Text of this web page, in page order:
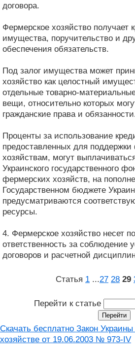
договора.
Фермерское хозяйство получает
имущества, поручительство и
обеспечения обязательств.
Под залог имущества может
хозяйство как целостный
отдельные товарно-
вещи, относительно которых
гражданские права и
Проценты за использование
предоставленных для
хозяйствам, могут
Украинского государственного
фермерских хозяйств, на
Государственном бюджете
предусматриваются
ресурсы.
4. Фермерское хозяйство несет
ответственность за соблюдение
договоров и расчетной
Статья 1 ...27 28 29
Перейти к статье
Скачать бесплатно Закон
хозяйстве от 19.06.2003 № 973-IV